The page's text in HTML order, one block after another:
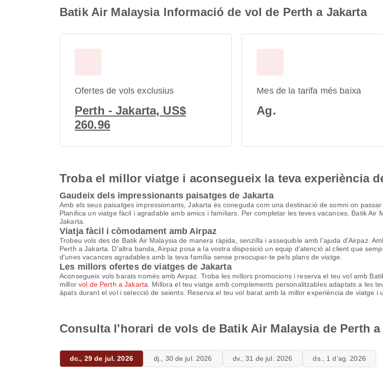
Batik Air Malaysia Informació de vol de Perth a Jakarta
Ofertes de vols exclusius
Perth - Jakarta, US$
260.96
Mes de la tarifa més baixa
Ag.
Troba el millor viatge i aconsegueix la teva experiència
Gaudeix dels impressionants paisatges de Jakarta
Amb els seus paisatges impressionants, Jakarta és coneguda com una destinació de somni on
Planifica un viatge fàcil i agradable amb amics i familiars. Per completar les teves vacances, Batik
Jakarta.
Viatja fàcil i còmodament amb Airpaz
Trobeu vols des de Batik Air Malaysia de manera ràpida, senzilla i assequible amb l'ajuda d'Airpaz.
Perth a Jakarta. D'altra banda, Airpaz posa a la vostra disposició un equip d'atenció al client que
d'unes vacances agradables amb la teva família sense preocupar-te pels plans de viatge.
Les millors ofertes de viatges de Jakarta
Aconsegueix vols barats només amb Airpaz. Troba les millors promocions i reserva el teu vol amb
millor vol de Perth a Jakarta . Millora el teu viatge amb complements personalitzables adaptats a les
àpats durant el vol i selecció de seients. Reserva el teu vol barat amb la millor experiència de viatge i
Consulta l'horari de vols de Batik Air Malaysia de Perth a
dc., 29 de jul. 2026 dj., 30 de jul. 2026 dv., 31 de jul. 2026 ds., 1 d’ag. 2026